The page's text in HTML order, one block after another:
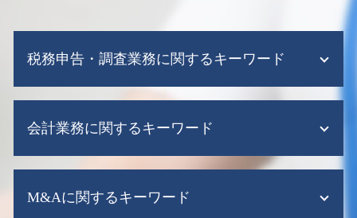
税務申告・調査業務に関するキーワード
税務調査 売上規模
税務申告 e-tax
税務調査 どこまで調べる
税務調査 税理士
会計業務に関するキーワード
会計ソフト
M&Aに関するキーワード